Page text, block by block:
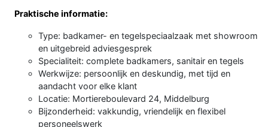
Praktische informatie:
Type: badkamer- en tegelspeciaalzaak met showroom
en uitgebreid adviesgesprek
Specialiteit: complete badkamers, sanitair en tegels
Werkwijze: persoonlijk en deskundig, met tijd en
aandacht voor elke klant
Locatie: Mortiereboulevard 24, Middelburg
Bijzonderheid: vakkundig, vriendelijk en flexibel
personeelswerk